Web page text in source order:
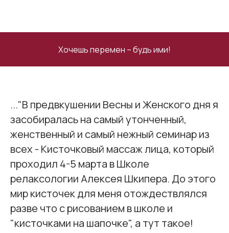
Хочешь перемен – будь ими!
..."В предвкушении Весны и Женского дня я
засобиралась на самый утонченный,
женственный и самый нежный семинар из
всех - Кисточковый массаж лица, который
проходил 4-5 марта в Школе
релаксологии Алексея Шкипера. До этого
мир кисточек для меня отождествлялся
разве что с рисованием в школе и
"кисточками на шапочке", а тут такое!